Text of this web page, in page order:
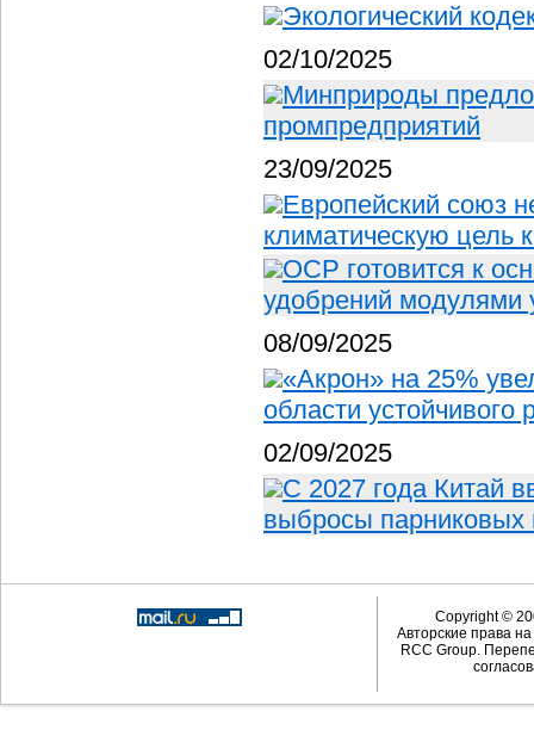
Экологический
02/10/2025
Минприроды
промпредприятий
23/09/2025
Европейский союз
климатическую цель
OCP готовится к
удобрений модулями
08/09/2025
«Акрон» на 25%
области устойчивого
02/09/2025
С 2027 года Китай
выбросы парниковых
Copyright ©
Авторские права
RCC Group.